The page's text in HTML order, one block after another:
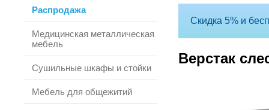
Распродажа
Медицинская металлическая
мебель
Сушильные шкафы и стойки
Мебель для общежитий
Скидка 5% и
Верстак